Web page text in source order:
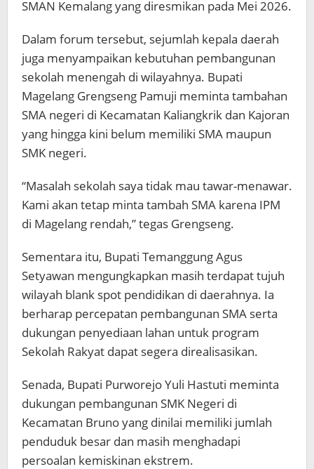
SMAN Kemalang yang diresmikan pada Mei 2026.
Dalam forum tersebut, sejumlah kepala daerah
juga menyampaikan kebutuhan pembangunan
sekolah menengah di wilayahnya. Bupati
Magelang Grengseng Pamuji meminta tambahan
SMA negeri di Kecamatan Kaliangkrik dan Kajoran
yang hingga kini belum memiliki SMA maupun
SMK negeri.
“Masalah sekolah saya tidak mau tawar-menawar.
Kami akan tetap minta tambah SMA karena IPM
di Magelang rendah,” tegas Grengseng.
Sementara itu, Bupati Temanggung Agus
Setyawan mengungkapkan masih terdapat tujuh
wilayah blank spot pendidikan di daerahnya. Ia
berharap percepatan pembangunan SMA serta
dukungan penyediaan lahan untuk program
Sekolah Rakyat dapat segera direalisasikan.
Senada, Bupati Purworejo Yuli Hastuti meminta
dukungan pembangunan SMK Negeri di
Kecamatan Bruno yang dinilai memiliki jumlah
penduduk besar dan masih menghadapi
persoalan kemiskinan ekstrem.